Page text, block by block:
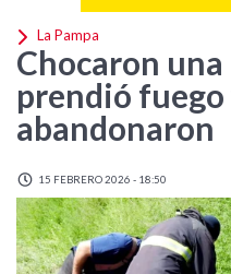
La Pampa
Chocaron una
prendió fuego
abandonaron
15 FEBRERO 2026 - 18:50